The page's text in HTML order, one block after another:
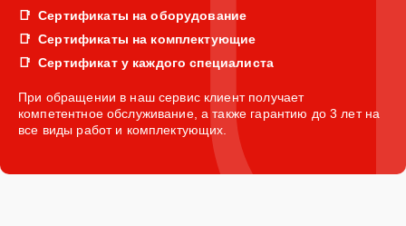
Сертификаты на оборудование
Сертификаты на комплектующие
Сертификат у каждого специалиста
При обращении в наш сервис клиент получает
компетентное обслуживание, а также гарантию до 3 лет на
все виды работ и комплектующих.